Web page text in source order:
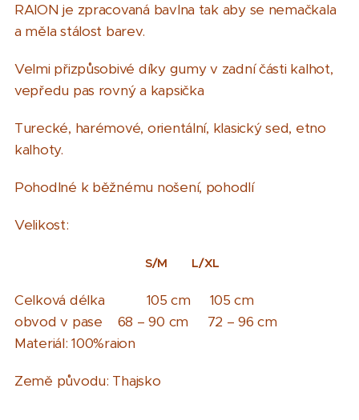
RAION je zpracovaná bavlna tak aby se nemačkala
a měla stálost barev.
Velmi přizpůsobivé díky gumy v zadní části kalhot,
vepředu pas rovný a kapsička
Turecké, harémové, orientální, klasický sed, etno
kalhoty.
Pohodlné k běžnému nošení, pohodlí
Velikost:
S/M L/XL
Celková délka 105 cm 105 cm
obvod v pase 68 – 90 cm 72 – 96 cm
Materiál: 100%raion
Země původu: Thajsko